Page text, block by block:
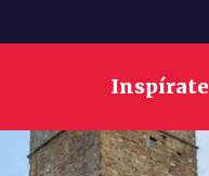
Inspírate